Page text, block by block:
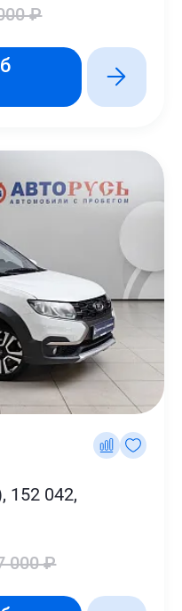
₽
152 042,
000 ₽